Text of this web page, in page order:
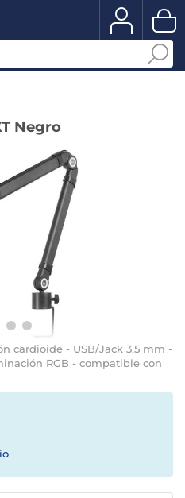
Negro
cardioide - USB/Jack 3,5 mm -
RGB - compatible con